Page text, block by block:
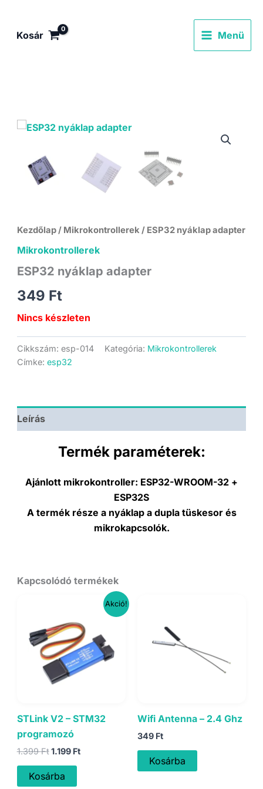
content
Kosár Menü
Kezdőlap/ Mikrokontrollerek / ESP32 nyáklap adapter
Mikrokontrollerek
ESP32 nyáklap adapter
349 Ft
Nincs készleten
Cikkszám: esp-014 Kategória: Mikrokontrollerek
Címke: esp32
Leírás
Termék paraméterek:
Ajánlott mikrokontroller: ESP32-WROOM-32 +
ESP32S
A termék része a nyáklap a dupla tüskesor és
mikrokapcsolók.
Kapcsolódó termékek
Akció!
STLink V2 – STM32
programozó
1.399FtOriginal
was:
1.399 Ft.
1.199 FtCurrent
Kosárba
Wifi Antenna – 2.4 Ghz
349 Ft
Kosárba